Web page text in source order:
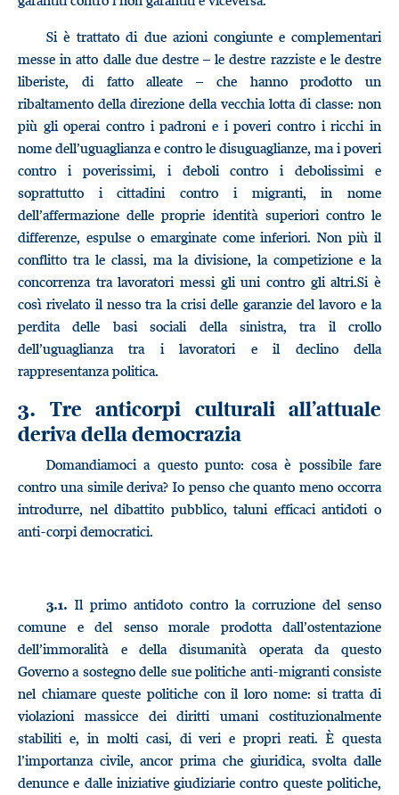
Si è trattato di due azioni congiunte e complementari
messe in atto dalle due destre – le destre razziste e le destre
liberiste, di fatto alleate – che hanno prodotto un
ribaltamento della direzione della vecchia lotta di classe: non
più gli operai contro i padroni e i poveri contro i ricchi in
nome dell’uguaglianza e contro le disuguaglianze, ma i poveri
contro i poverissimi, i deboli contro i debolissimi e
soprattutto i cittadini contro i migranti, in nome
dell’affermazione delle proprie identità superiori contro le
differenze, espulse o emarginate come inferiori. Non più il
conflitto tra le classi, ma la divisione, la competizione e la
concorrenza tra lavoratori messi gli uni contro gli altri.Si è
così rivelato il nesso tra la crisi delle garanzie del lavoro e la
perdita delle basi sociali della sinistra, tra il crollo
dell’uguaglianza tra i lavoratori e il declino della
rappresentanza politica.
3. Tre anticorpi culturali all’attuale
deriva della democrazia
Domandiamoci a questo punto: cosa è possibile fare
contro una simile deriva? Io penso che quanto meno occorra
introdurre, nel dibattito pubblico, taluni efficaci antidoti o
anti-corpi democratici.
3.1. Il primo antidoto contro la corruzione del senso
comune e del senso morale prodotta dall’ostentazione
dell’immoralità e della disumanità operata da questo
Governo a sostegno delle sue politiche anti-migranti consiste
nel chiamare queste politiche con il loro nome: si tratta di
violazioni massicce dei diritti umani costituzionalmente
stabiliti e, in molti casi, di veri e propri reati. È questa
l’importanza civile, ancor prima che giuridica, svolta dalle
denunce e dalle iniziative giudiziarie contro queste politiche,